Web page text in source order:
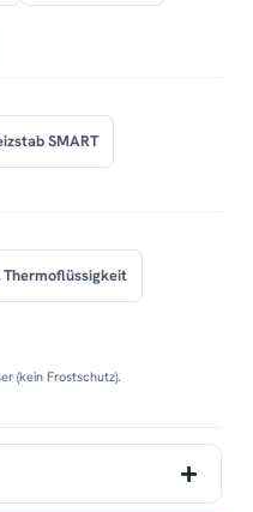
SMART
Thermoflüssigkeit
(kein Frostschutz).